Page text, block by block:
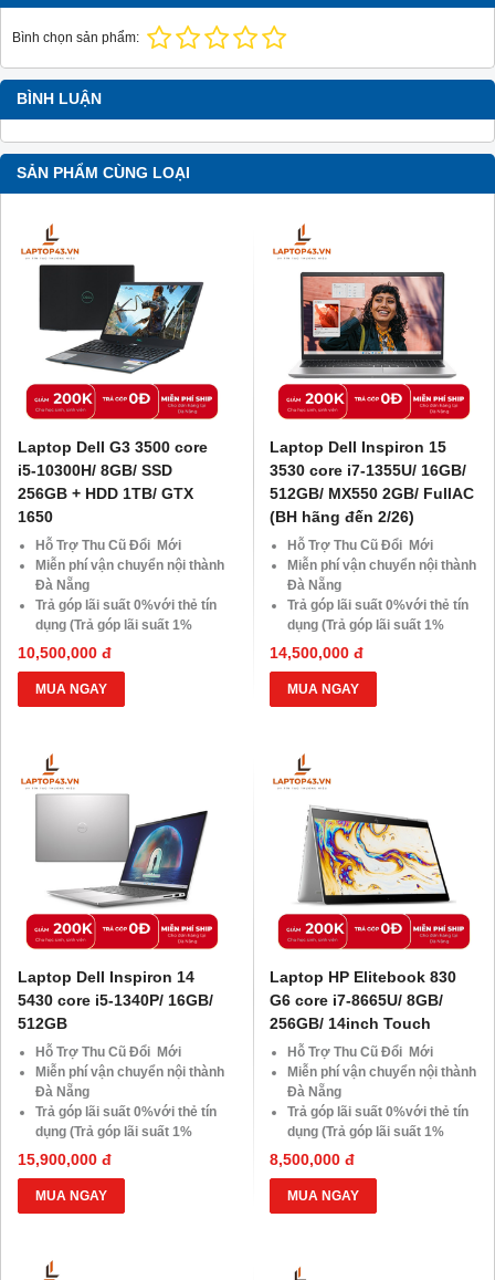
Bình chọn sản phẩm:
BÌNH LUẬN
SẢN PHẨM CÙNG LOẠI
Laptop Dell G3 3500 core
i5-10300H/ 8GB/ SSD
256GB + HDD 1TB/ GTX
1650
Hỗ Trợ Thu Cũ Đổi Mới
Miễn phí vận chuyển nội thành
Đà Nẵng
Trả góp lãi suất 0%với thẻ tín
dụng (Trả góp lãi suất 1%
HDsaison - chỉ cần CMND
BLX hoặc hộ khẩu gốc )
Giảm 20%khi nâng cấp Ram-
SSD
10.000 Voucher Giảm
Giá 500.000đ
10,500,000 đ
MUA NGAY
Laptop Dell Inspiron 15
3530 core i7-1355U/ 16GB/
512GB/ MX550 2GB/ FullAC
(BH hãng đến 2/26)
Hỗ Trợ Thu Cũ Đổi Mới
Miễn phí vận chuyển nội thành
Đà Nẵng
Trả góp lãi suất 0%với thẻ tín
dụng (Trả góp lãi suất 1%
HDsaison - chỉ cần CMND
BLX hoặc hộ khẩu gốc )
Giảm 20%khi nâng cấp Ram-
SSD
10.000 Voucher Giảm
Giá 500.000đ
14,500,000 đ
MUA NGAY
Laptop Dell Inspiron 14
5430 core i5-1340P/ 16GB/
512GB
Hỗ Trợ Thu Cũ Đổi Mới
Miễn phí vận chuyển nội thành
Đà Nẵng
Trả góp lãi suất 0%với thẻ tín
dụng (Trả góp lãi suất 1%
HDsaison - chỉ cần CMND
BLX hoặc hộ khẩu gốc )
Giảm 20%khi nâng cấp Ram-
SSD
10.000 Voucher Giảm
15,900,000 đ
MUA NGAY
Laptop HP Elitebook 830
G6 core i7-8665U/ 8GB/
256GB/ 14inch Touch
Hỗ Trợ Thu Cũ Đổi Mới
Miễn phí vận chuyển nội thành
Đà Nẵng
Trả góp lãi suất 0%với thẻ tín
dụng (Trả góp lãi suất 1%
HDsaison - chỉ cần CMND
BLX hoặc hộ khẩu gốc )
Giảm 20%khi nâng cấp Ram-
SSD
10.000 Voucher Giảm
8,500,000 đ
MUA NGAY